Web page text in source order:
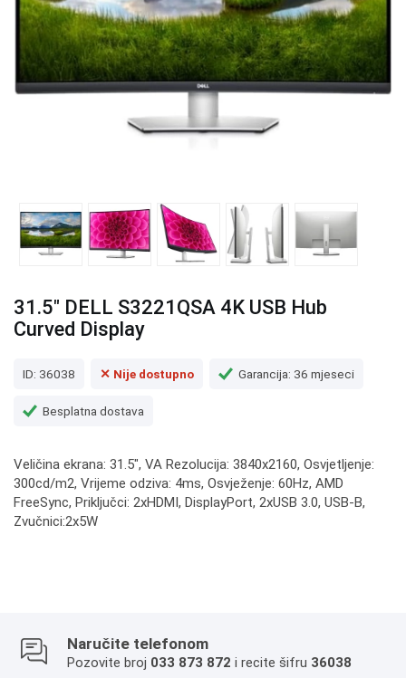
31.5" DELL S3221QSA 4K USB Hub
Curved Display
ID: 36038 ✕ Nije dostupno Garancija: 36 mjeseci
Besplatna dostava
Veličina ekrana: 31.5", VA Rezolucija: 3840x2160, Osvjetljenje:
300cd/m2, Vrijeme odziva: 4ms, Osvježenje: 60Hz, AMD
FreeSync, Priključci: 2xHDMI, DisplayPort, 2xUSB 3.0, USB-B,
Zvučnici:2x5W
Naručite telefonom
Pozovite broj 033 873 872 i recite šifru 36038